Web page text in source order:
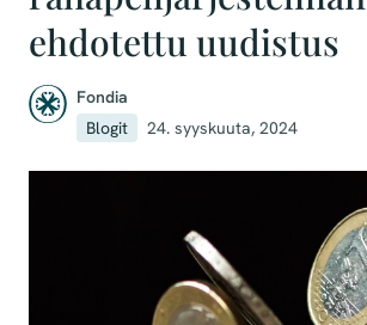
ehdotettu uudistus
Fondia
Blogit
24. syyskuuta, 2024